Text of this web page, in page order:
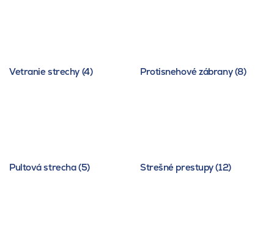
Vetranie strechy (4) Protisnehové zábrany (8)
Pultová strecha (5) Strešné prestupy (12)